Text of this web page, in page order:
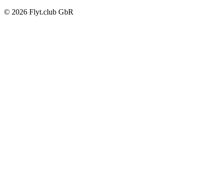
© 2026 Flyt.club GbR